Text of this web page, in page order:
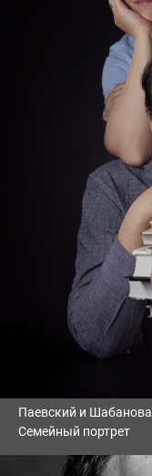
Паевский и Шабанова
Семейный портрет